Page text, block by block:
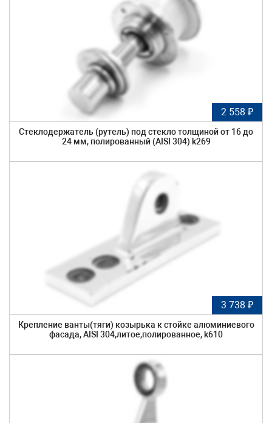
2 558 ₽
Стеклодержатель (рутель) под стекло толщиной от 16 до
24 мм, полированный (AISI 304) k269
3 738 ₽
Крепление ванты(тяги) козырька к стойке алюминиевого
фасада, AISI 304,литое,полированное, k610